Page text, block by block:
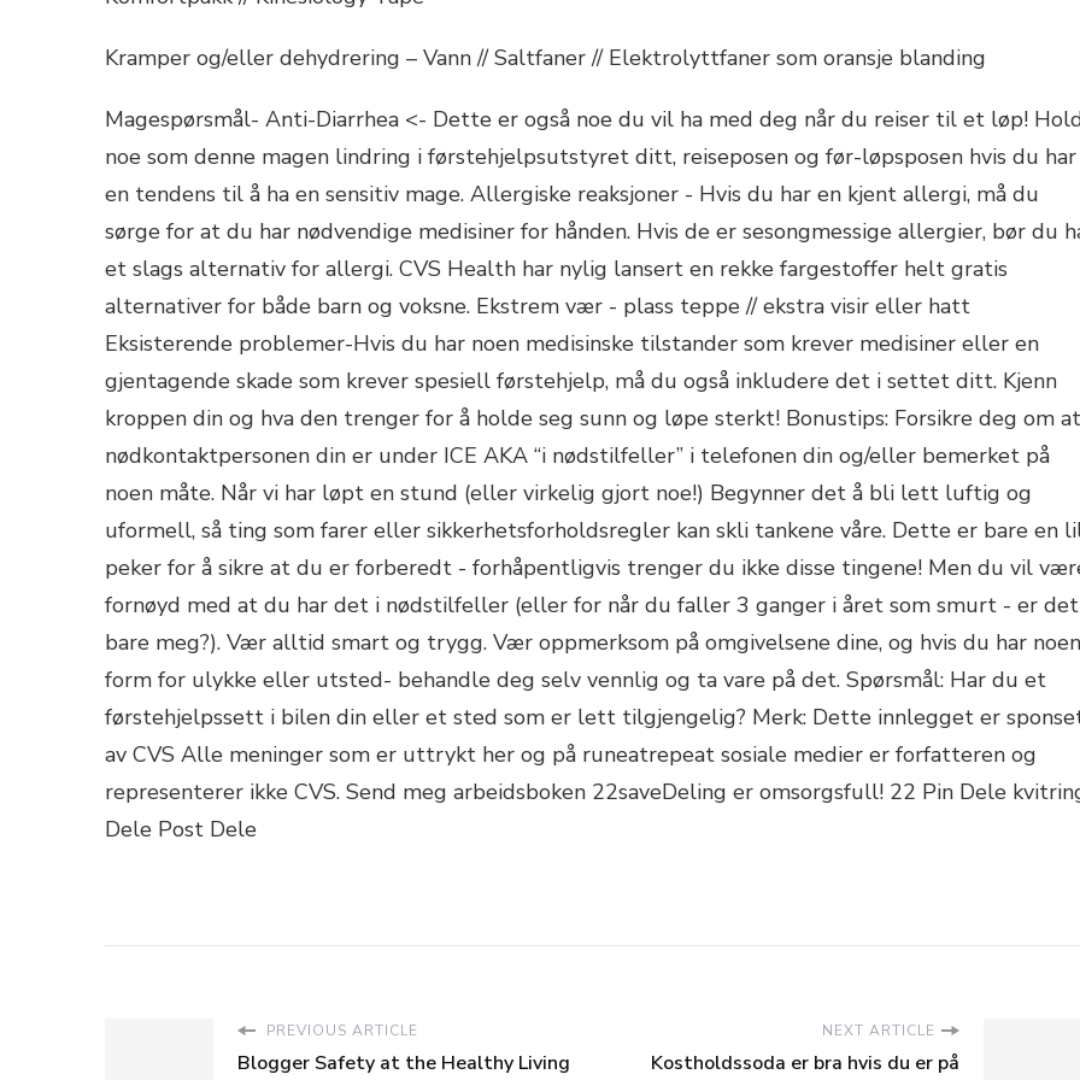
Kramper og/eller dehydrering – Vann // Saltfaner // Elektrolyttfaner som oransje blanding
Magespørsmål- Anti-Diarrhea <- Dette er også noe du vil ha med deg når du reiser til et løp!
noe som denne magen lindring i førstehjelpsutstyret ditt, reiseposen og før-løpsposen hvis du har
en tendens til å ha en sensitiv mage. Allergiske reaksjoner - Hvis du har en kjent allergi, må du
sørge for at du har nødvendige medisiner for hånden. Hvis de er sesongmessige allergier, bør du
et slags alternativ for allergi. CVS Health har nylig lansert en rekke fargestoffer helt gratis
alternativer for både barn og voksne. Ekstrem vær - plass teppe // ekstra visir eller hatt
Eksisterende problemer-Hvis du har noen medisinske tilstander som krever medisiner eller en
gjentagende skade som krever spesiell førstehjelp, må du også inkludere det i settet ditt. Kjenn
kroppen din og hva den trenger for å holde seg sunn og løpe sterkt! Bonustips: Forsikre deg om at
nødkontaktpersonen din er under ICE AKA “i nødstilfeller” i telefonen din og/eller bemerket på
noen måte. Når vi har løpt en stund (eller virkelig gjort noe!) Begynner det å bli lett luftig og
uformell, så ting som farer eller sikkerhetsforholdsregler kan skli tankene våre. Dette er bare en
peker for å sikre at du er forberedt - forhåpentligvis trenger du ikke disse tingene! Men du vil
fornøyd med at du har det i nødstilfeller (eller for når du faller 3 ganger i året som smurt - er det
bare meg?). Vær alltid smart og trygg. Vær oppmerksom på omgivelsene dine, og hvis du har noen
form for ulykke eller utsted- behandle deg selv vennlig og ta vare på det. Spørsmål: Har du et
førstehjelpssett i bilen din eller et sted som er lett tilgjengelig? Merk: Dette innlegget er
av CVS Alle meninger som er uttrykt her og på runeatrepeat sosiale medier er forfatteren og
representerer ikke CVS. Send meg arbeidsboken 22saveDeling er omsorgsfull! 22 Pin Dele
Dele Post Dele
PREVIOUS ARTICLE
Blogger Safety at the Healthy Living
NEXT ARTICLE
Kostholdssoda er bra hvis du er på